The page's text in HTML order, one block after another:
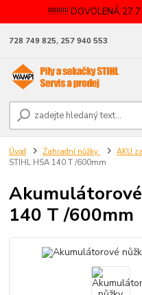
!!!!!!!!!! DOVOLENÁ
728 749 825, 257 940 553
Úvod Zahradní nůžky AKU
STIHL HSA 140 T /600mm
140 T /600mm